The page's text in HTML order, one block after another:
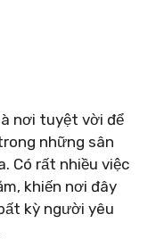
nơi tuyệt vời để
những sân
Có rất nhiều việc
khiến nơi đây
kỳ người yêu